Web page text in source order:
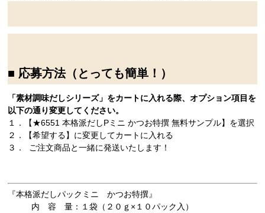
■ 応募方法（とっても簡単！）
「素材調味だしシリーズ」をカートに入れる際、オプション項目を
以下の通り変更してください。
１．【★6551 本格派だしPミニ かつお特撰 無料サンプル】を選択
２．【希望する】に変更してカートに入れる
３． ご注文商品と一緒に発送いたします！
『本格派だしパックミニ かつお特撰』
内 容 量：１袋（２０ｇ×１０パック入）